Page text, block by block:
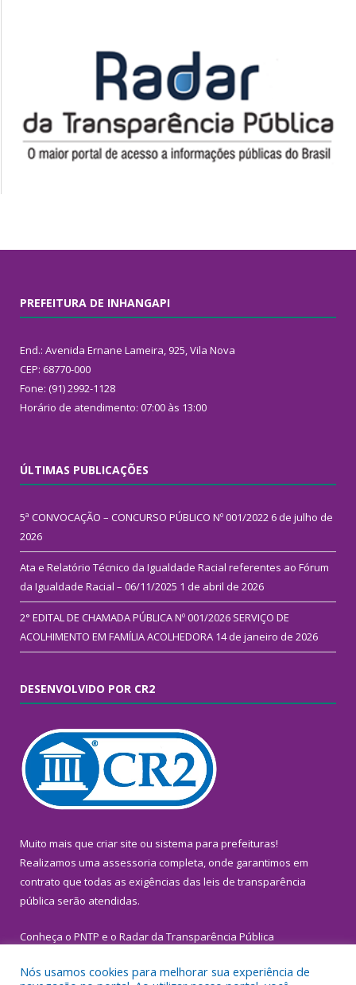
PREFEITURA DE INHANGAPI
End.: Avenida Ernane Lameira, 925, Vila Nova
CEP: 68770-000
Fone: (91) 2992-1128
Horário de atendimento: 07:00 às 13:00
ÚLTIMAS PUBLICAÇÕES
5ª CONVOCAÇÃO – CONCURSO PÚBLICO Nº 001/2022 6 de julho de
2026
Ata e Relatório Técnico da Igualdade Racial referentes ao Fórum
da Igualdade Racial – 06/11/2025 1 de abril de 2026
2° EDITAL DE CHAMADA PÚBLICA Nº 001/2026 SERVIÇO DE
ACOLHIMENTO EM FAMÍLIA ACOLHEDORA 14 de janeiro de 2026
DESENVOLVIDO POR CR2
Muito mais que criar site ou sistema para prefeituras!
Realizamos uma assessoria completa, onde garantimos em
contrato que todas as exigências das leis de transparência
pública serão atendidas.
Conheça o PNTP e o Radar da Transparência Pública
Nós usamos cookies para melhorar sua experiência de